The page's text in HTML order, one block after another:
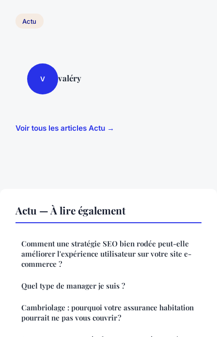
Actu
V valéry
Voir tous les articles Actu →
Actu — À lire également
Comment une stratégie SEO bien rodée peut-elle
améliorer l'expérience utilisateur sur votre site e-
commerce ?
Quel type de manager je suis ?
Cambriolage : pourquoi votre assurance habitation
pourrait ne pas vous couvrir ?